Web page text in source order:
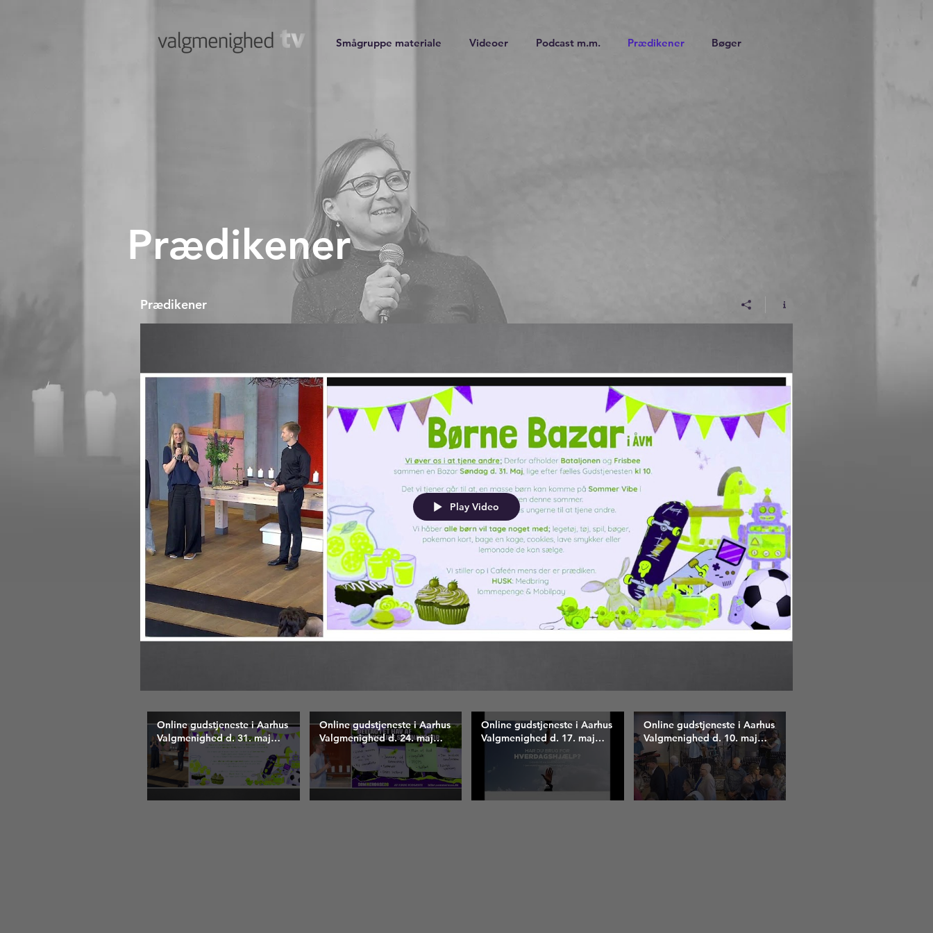
Smågruppe materiale Videoer Podcast m.m. Prædikener Bøger
Prædikener
Prædikener
Play Video
Online gudstjeneste i Aarhus
Valgmenighed d. 31. maj
2026
Online gudstjeneste i Aarhus
Valgmenighed d. 24. maj
2026
Online gudstjeneste i Aarhus
Valgmenighed d. 17. maj
Online gudstjeneste i Aarhus
Valgmenighed d. 10. maj
2026